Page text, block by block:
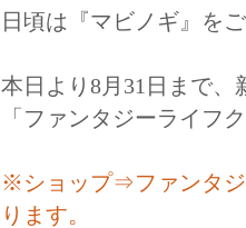
日頃は『マビノギ』を
本日より8月31日まで
「ファンタジーライフ
※ショップ⇒ファンタジ
ります。